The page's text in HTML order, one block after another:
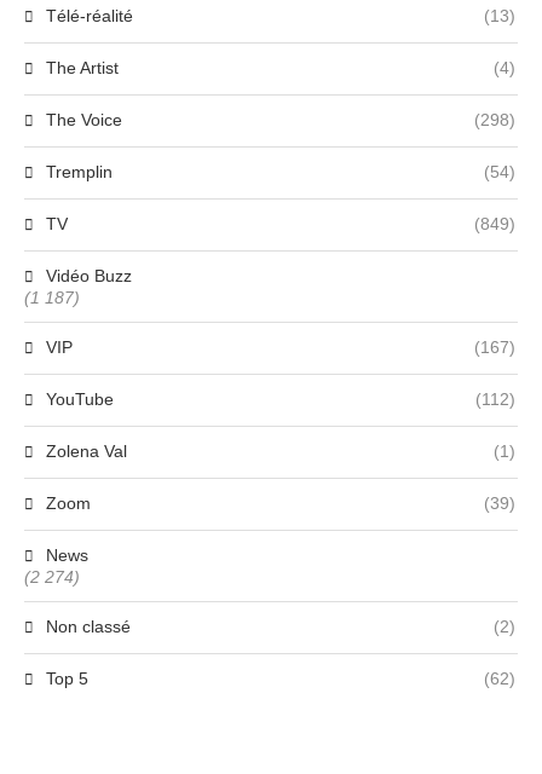
Télé-réalité (13)
The Artist (4)
The Voice (298)
Tremplin (54)
TV (849)
Vidéo Buzz
(1 187)
VIP (167)
YouTube (112)
Zolena Val (1)
Zoom (39)
News
(2 274)
Non classé (2)
Top 5 (62)